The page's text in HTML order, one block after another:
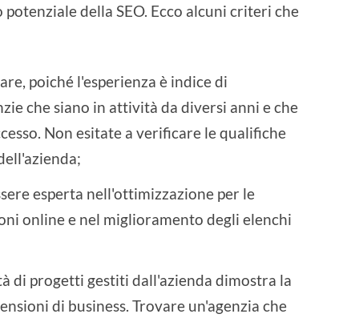
della SEO. Ecco alcuni criteri che
poiché l'esperienza è indice di
che siano in attività da diversi anni e che
Non esitate a verificare le qualifiche
esperta nell'ottimizzazione per le
online e nel miglioramento degli elenchi
di progetti gestiti dall'azienda dimostra la
di business. Trovare un'agenzia che